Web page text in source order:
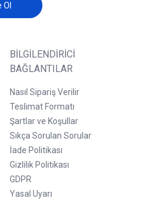
BILGILENDIRICI
BAĞLANTILAR
Nasıl Sipariş Verilir
Teslimat Formatı
Şartlar ve Koşullar
Sıkça Sorulan Sorular
İade Politikası
Gizlilik Politikası
GDPR
Yasal Uyarı